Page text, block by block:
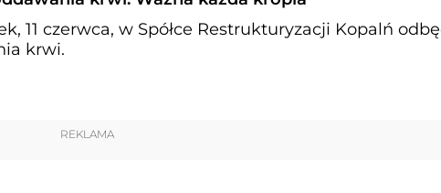
11 czerwca, w Spółce Restrukturyzacji Kopalń
krwi.
REKLAMA